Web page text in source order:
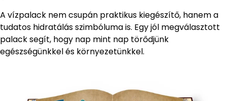
A vízpalack nem csupán praktikus kiegészítő, hanem a
tudatos hidratálás szimbóluma is. Egy jól megválasztott
palack segít, hogy nap mint nap törődjünk
egészségünkkel és környezetünkkel.